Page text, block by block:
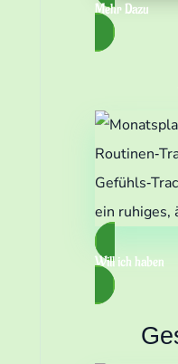
Mehr Dazu
Will ich haben